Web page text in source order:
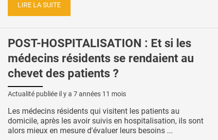
LIRE LA SUITE
POST-HOSPITALISATION : Et si les
médecins résidents se rendaient au
chevet des patients ?
Actualité publiée il y a 7 années 11 mois
Les médecins résidents qui visitent les patients au
domicile, après les avoir suivis en hospitalisation, ils sont
alors mieux en mesure d'évaluer leurs besoins ...